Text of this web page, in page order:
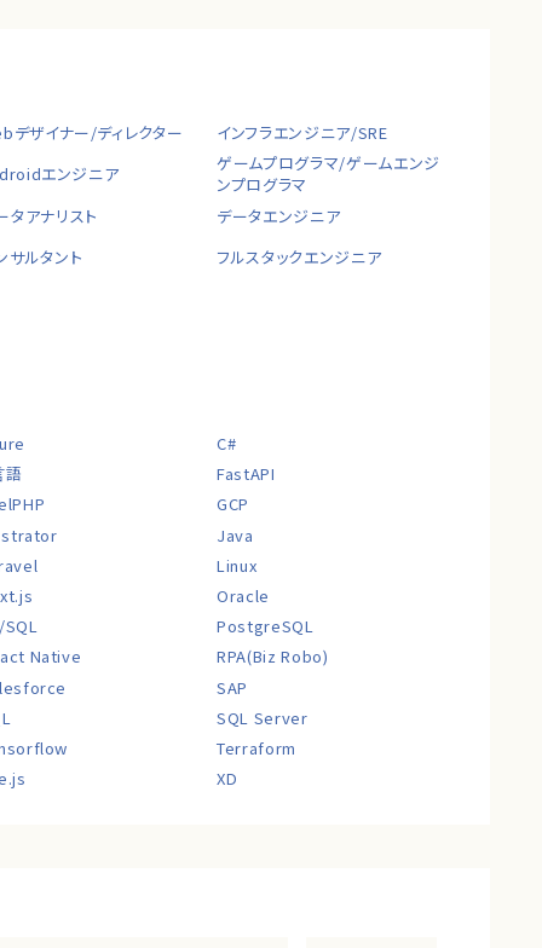
デザイナー/ディレクター
インフラエンジニア/SRE
エンジニア
ゲームプログラマ/ゲームエンジ
ンプログラマ
タアナリスト
データエンジニア
サルタント
フルスタックエンジニア
C#
語
FastAPI
GCP
Java
Linux
Oracle
SQL
PostgreSQL
Native
RPA(Biz Robo)
SAP
SQL Server
Terraform
XD